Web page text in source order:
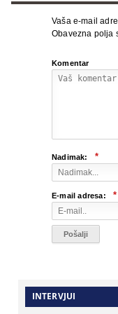
Vaša e-mail
Obavezna polja
Komentar
Nadimak: *
E-mail adresa: *
INTERVJUI